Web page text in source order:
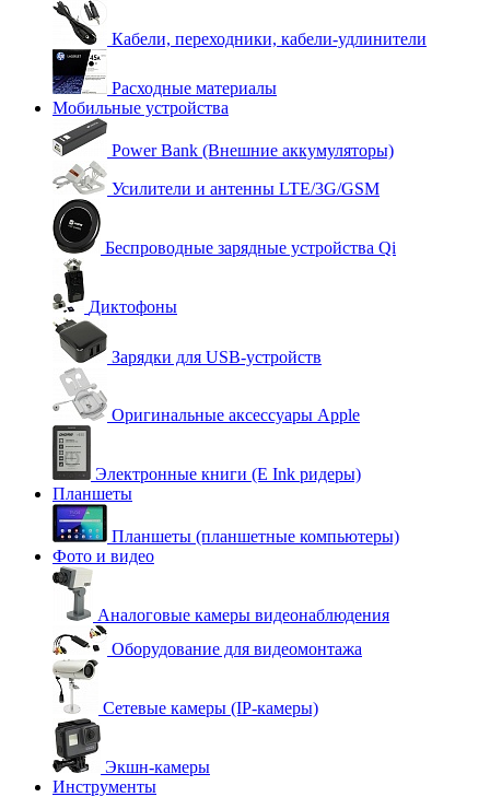
Кабели, переходники, кабели-удлинители
Расходные материалы
Мобильные устройства
Power Bank (Внешние аккумуляторы)
Усилители и антенны LTE/3G/GSM
Беспроводные зарядные устройства Qi
Диктофоны
Зарядки для USB-устройств
Оригинальные аксессуары Apple
Электронные книги (E Ink ридеры)
Планшеты
Планшеты (планшетные компьютеры)
Фото и видео
Аналоговые камеры видеонаблюдения
Оборудование для видеомонтажа
Сетевые камеры (IP-камеры)
Экшн-камеры
Инструменты